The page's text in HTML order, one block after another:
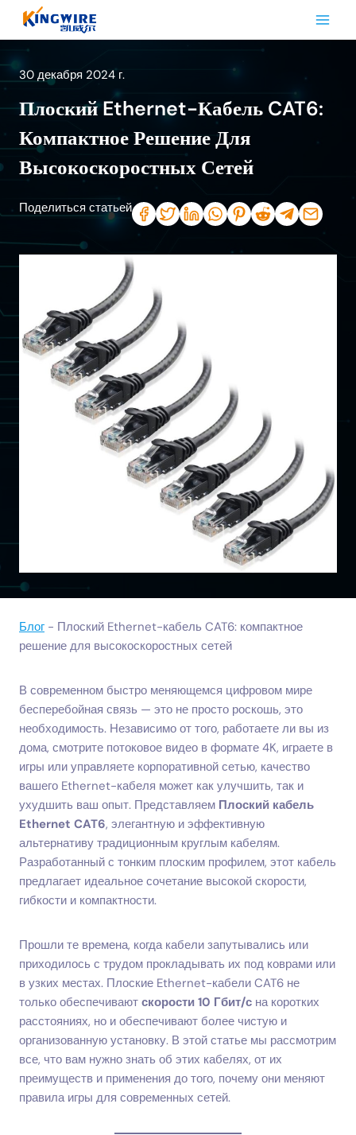
Перейти
контенту
30 декабря 2024 г.
Плоский Ethernet-Кабель CAT6:
Компактное Решение Для
Высокоскоростных Сетей
Поделиться статьей
Блог - Плоский Ethernet-кабель CAT6: компактное
решение для высокоскоростных сетей
В современном быстро меняющемся цифровом мире
бесперебойная связь — это не просто роскошь, это
необходимость. Независимо от того, работаете ли вы из
дома, смотрите потоковое видео в формате 4K, играете в
игры или управляете корпоративной сетью, качество
вашего Ethernet-кабеля может как улучшить, так и
ухудшить ваш опыт. Представляем Плоский кабель
Ethernet CAT6, элегантную и эффективную
альтернативу традиционным круглым кабелям.
Разработанный с тонким плоским профилем, этот кабель
предлагает идеальное сочетание высокой скорости,
гибкости и компактности.
Прошли те времена, когда кабели запутывались или
приходилось с трудом прокладывать их под коврами или
в узких местах. Плоские Ethernet-кабели CAT6 не
только обеспечивают скорости 10 Гбит/с на коротких
расстояниях, но и обеспечивают более чистую и
организованную установку. В этой статье мы рассмотрим
все, что вам нужно знать об этих кабелях, от их
преимуществ и применения до того, почему они меняют
правила игры для современных сетей.